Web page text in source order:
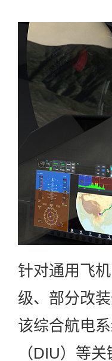
针对通用飞
级、部分改
该综合航电
（DIU）等